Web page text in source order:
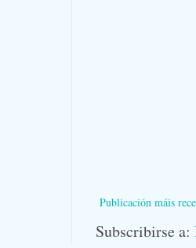
Publicación máis
Subscribirse a: